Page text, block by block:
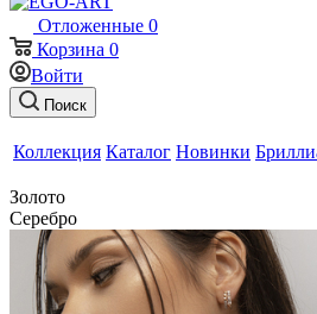
Отложенные 0
Корзина 0
Войти
Поиск
Коллекция Каталог Новинки
Золото
Серебро